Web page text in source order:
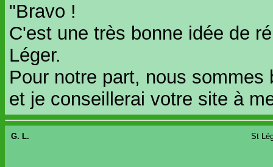
"Bravo !
C'est une très bonne idée de
Léger.
Pour notre part, nous
et je conseillerai votre site à
G. L. St